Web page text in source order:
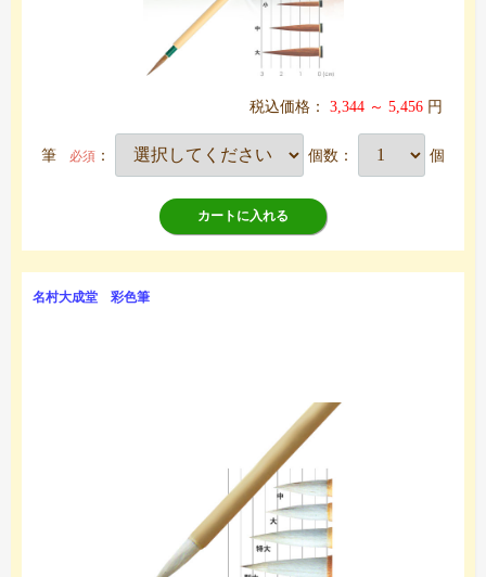
税込価格： 3,344 ～ 5,456 円
筆 必須 ： 個数： 個
カートに入れる
名村大成堂 彩色筆